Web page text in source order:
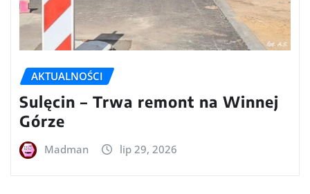
AKTUALNOŚCI
Sulęcin – Trwa remont na Winnej
Górze
Madman lip 29, 2026